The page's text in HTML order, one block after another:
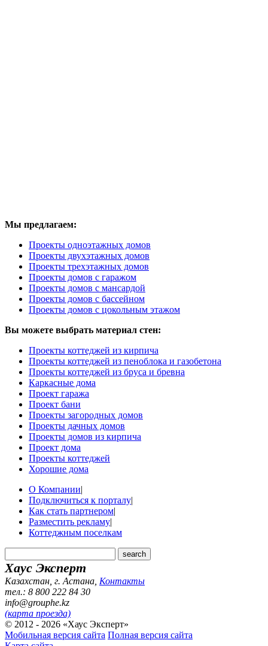
Мы предлагаем:
Проекты одноэтажных домов
Проекты двухэтажных домов
Проекты трехэтажных домов
Проекты домов с гаражом
Проекты домов с мансардой
Проекты домов с бассейном
Проекты домов с цокольным этажом
Вы можете выбрать материал стен:
Проекты коттеджей из кирпича
Проекты коттеджей из пеноблока и газобетона
Проекты коттеджей из бруса и бревна
Каркасные дома
Проект гаража
Проект бани
Проекты загородных домов
Проекты дачных домов
Проекты домов из кирпича
Проект дома
Проекты коттеджей
Хорошие дома
О Компании|
Подключиться к порталу|
Как стать партнером|
Разместить рекламу|
Коттеджным поселкам
Хаус Эксперт
Казахстан, г. Астана Контакты
тел.: 8 800 222 84 30
info@grouphe.kz
(карта проезда)
© 2012 - 2026 «Хаус Эксперт»
Мобильная версия сайта Полная версия сайта